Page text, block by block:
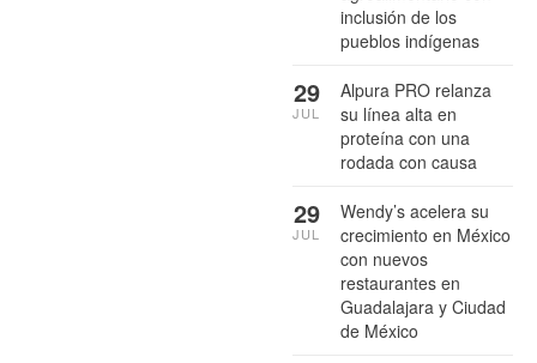
inclusión de los
pueblos indígenas
Alpura PRO relanza
su línea alta en
proteína con una
rodada con causa
29
JUL
Wendy’s acelera su
crecimiento en México
con nuevos
restaurantes en
Guadalajara y Ciudad
de México
29
JUL